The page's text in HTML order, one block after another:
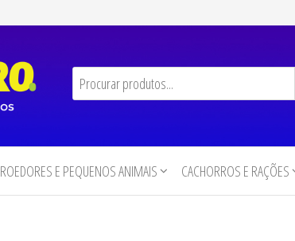
ROEDORES E PEQUENOS ANIMAIS CACHORROS E RAÇÕES